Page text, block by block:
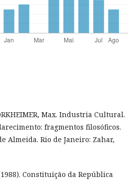
Max. Industria Cultural.
fragmentos filosóficos.
Almeida. Rio de Janeiro: Zahar,
Constituição da República